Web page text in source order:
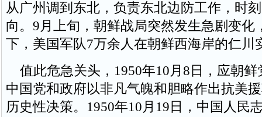
从广州调到东北，负责东北边防工作，时
向。9月上旬，朝鲜战局突然发生急剧变化
下，美国军队7万余人在朝鲜西海岸的仁川
值此危急关头，1950年10月8日，应朝鲜
中国党和政府以非凡气魄和胆略作出抗美
历史性决策。1950年10月19日，中国人民